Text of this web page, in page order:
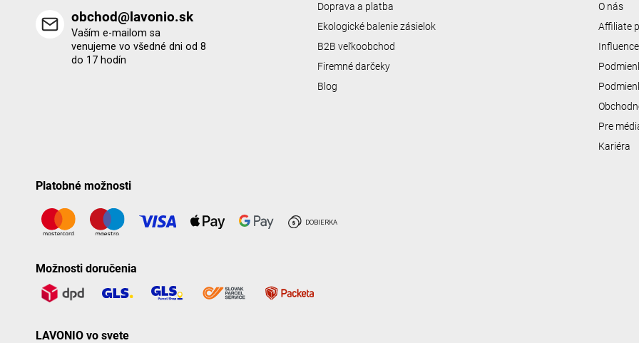
obchod@lavonio.sk
Vaším e-mailom sa
venujeme vo všedné dni od 8
do 17 hodín
Doprava a platba
Ekologické balenie zásielok
B2B veľkoobchod
Firemné darčeky
Blog
O nás
Affiliate
Pre
Kariéra
Platobné možnosti
Možnosti doručenia
LAVONIO vo svete